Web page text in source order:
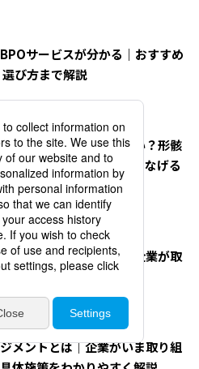
サービスが分かる｜おすすめ
び方まで解説
トサーベイは意味がない？形骸
と、効果を組織改善につなげる
解説
は？注目される背景と企業が取
・実践ステップを解説
メントとは｜企業がいま取り組